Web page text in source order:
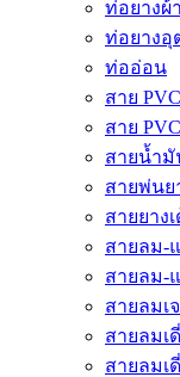
ท่อยางผ้
ท่อยางอุ
ท่ออ่อน
สาย
สาย
สายน้ำ
สายพ่นย
สายยางเ
สายลม-
สายลม-
สายลมเ
สายลมเ
สายลมเ